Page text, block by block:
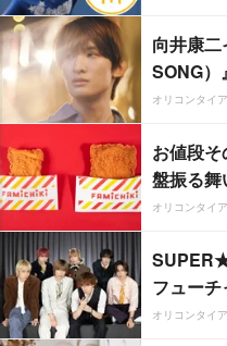
向井康
SONG）』
オリコンタイ
お値段
盤振る舞
オリコンタイ
フューチ
オリコンタイ